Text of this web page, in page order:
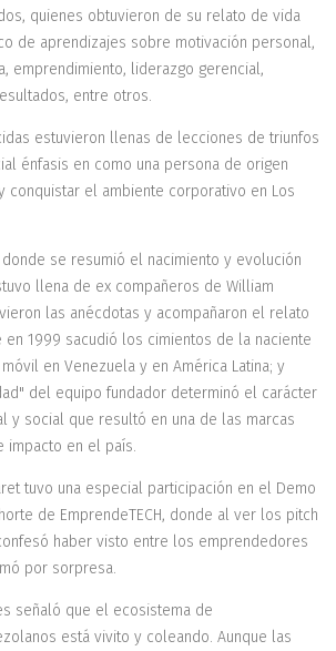
quienes obtuvieron de su relato de vida
de aprendizajes sobre motivación personal,
emprendimiento, liderazgo gerencial,
entre otros.
estuvieron llenas de lecciones de triunfos
énfasis en como una persona de origen
conquistar el ambiente corporativo en Los
se resumió el nacimiento y evolución
llena de ex compañeros de William
las anécdotas y acompañaron el relato
en 1999 sacudió los cimientos de la naciente
en Venezuela y en América Latina; y
del equipo fundador determinó el carácter
y social que resultó en una de las marcas
impacto en el país.
tuvo una especial participación en el Demo
de EmprendeTECH, donde al ver los pitch
haber visto entre los emprendedores
por sorpresa.
señaló que el ecosistema de
está vivito y coleando. Aunque las